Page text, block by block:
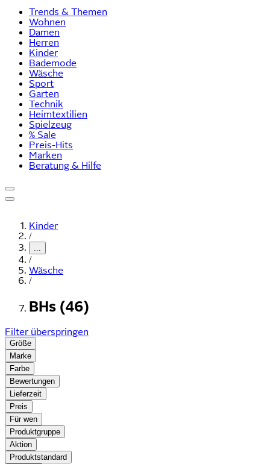
Trends & Themen
Wohnen
Damen
Herren
Kinder
Bademode
Wäsche
Sport
Garten
Technik
Heimtextilien
Spielzeug
% Sale
Preis-Hits
Marken
Beratung & Hilfe
Kinder
/
...
/
Wäsche
/
BHs (46)
Filter überspringen
Größe
Marke
Farbe
Bewertungen
Lieferzeit
Preis
Für wen
Produktgruppe
Aktion
Produktstandard